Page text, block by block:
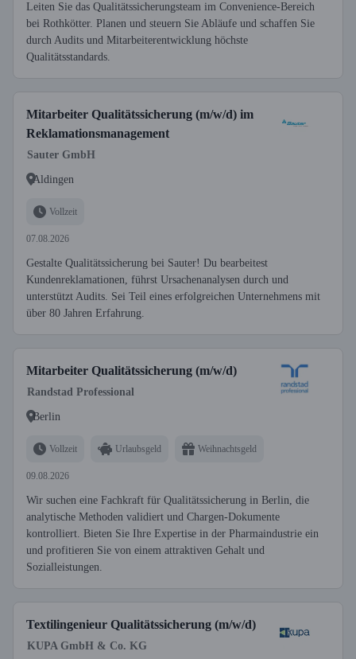
Leiten Sie das Qualitätssicherungsteam im Convenience-Bereich
bei Rothkötter. Planen und steuern Sie Abläufe und schaffen Sie
durch Audits und Mitarbeiterentwicklung höchste
Qualitätsstandards.
Mitarbeiter Qualitätssicherung (m/w/d) im
Reklamationsmanagement
Sauter GmbH
Aldingen
Vollzeit
07.08.2026
Gestalte Qualitätssicherung bei Sauter! Du bearbeitest
Kundenreklamationen, führst Ursachenanalysen durch und
unterstützt Audits. Sei Teil eines erfolgreichen Unternehmens mit
über 80 Jahren Erfahrung.
Mitarbeiter Qualitätssicherung (m/w/d)
Randstad Professional
Berlin
Vollzeit Urlaubsgeld Weihnachtsgeld
09.08.2026
Wir suchen eine Fachkraft für Qualitätssicherung in Berlin, die
analytische Methoden validiert und Chargen-Dokumente
kontrolliert. Bieten Sie Ihre Expertise in der Pharmaindustrie ein
und profitieren Sie von einem attraktiven Gehalt und
Sozialleistungen.
Textilingenieur Qualitätssicherung (m/w/d)
KUPA GmbH & Co. KG